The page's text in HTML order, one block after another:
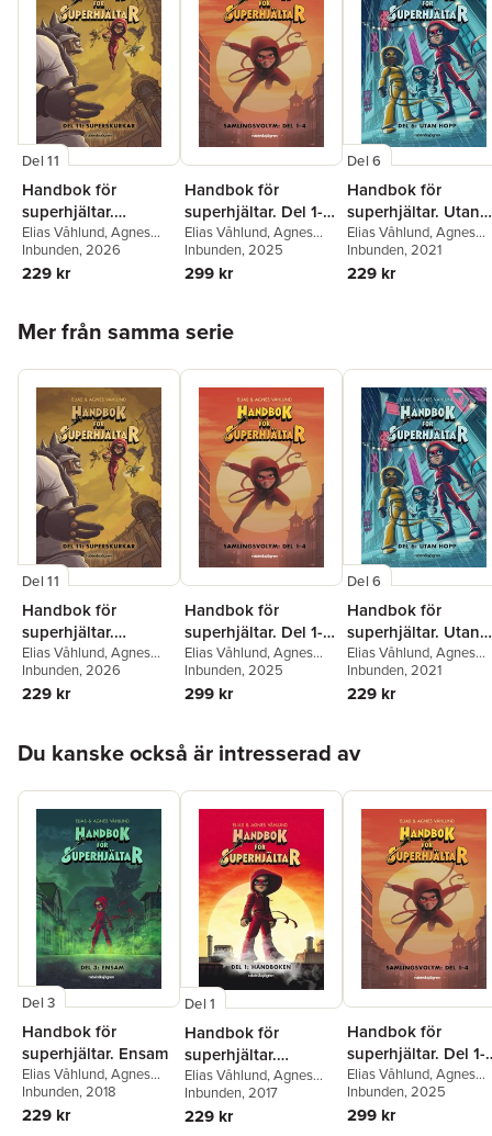
Del 11
Handbok för
superhjältar.
Superskurkar
Elias Våhlund,Agnes
Våhlund
Inbunden, 2026
229 kr
Handbok för
superhjältar. Del 1-4,
Samlingsvolym
Elias Våhlund,Agnes
Våhlund
Inbunden, 2025
299 kr
Del 6
Handbok för
superhjältar. Utan
hopp
Elias Våhlund,Agnes
Våhlund
Inbunden, 2021
229 kr
Mer från samma serie
Del 11
Handbok för
superhjältar.
Superskurkar
Elias Våhlund,Agnes
Våhlund
Inbunden, 2026
229 kr
Handbok för
superhjältar. Del 1-4,
Samlingsvolym
Elias Våhlund,Agnes
Våhlund
Inbunden, 2025
299 kr
Del 6
Handbok för
superhjältar. Utan
hopp
Elias Våhlund,Agnes
Våhlund
Inbunden, 2021
229 kr
Du kanske också är intresserad av
Del 3
Handbok för
superhjältar. Ensam
Elias Våhlund,Agnes
Våhlund
Inbunden, 2018
229 kr
Del 1
Handbok för
superhjältar.
Handboken
Elias Våhlund,Agnes
Våhlund
Inbunden, 2017
229 kr
Handbok för
superhjältar. Del 1-
Samlingsvolym
Elias Våhlund,Agnes
Våhlund
Inbunden, 2025
299 kr